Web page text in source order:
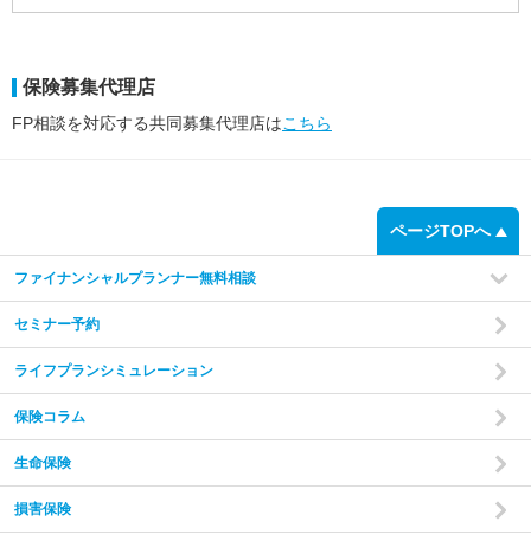
保険募集代理店
FP相談を対応する共同募集代理店はこちら
ページTOPへ
ファイナンシャルプランナー無料相談
セミナー予約
ライフプランシミュレーション
保険コラム
生命保険
損害保険